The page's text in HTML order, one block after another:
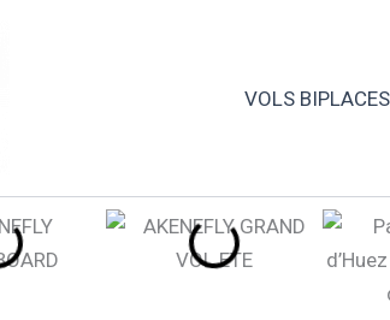
VOLS BIPLACES